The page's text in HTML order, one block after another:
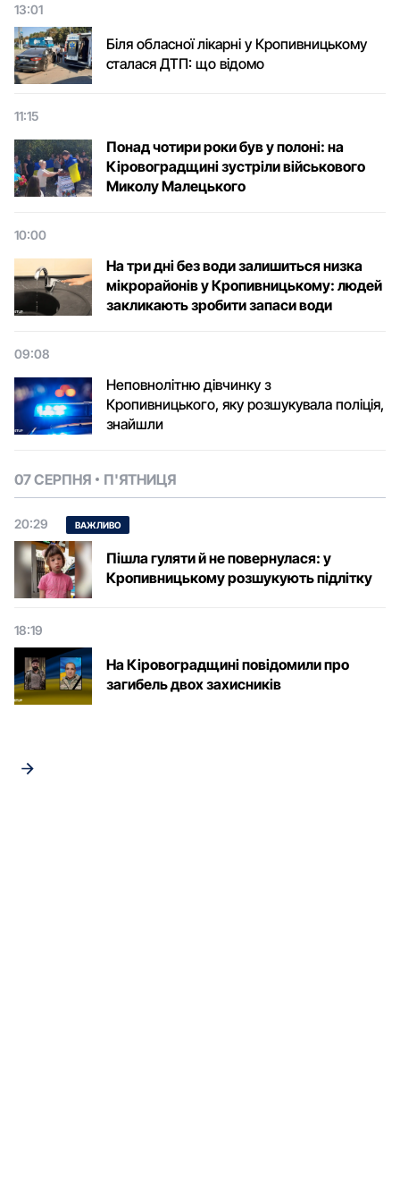
13:01
Біля обласної лікарні у Кропивницькому
сталася ДТП: що відомо
11:15
Понад чотири роки був у полоні: на
Кіровоградщині зустріли військового
Микoлу Малецькoгo
10:00
На три дні без води залишиться низка
мікрорайонів у Кропивницькому: людей
закликають зробити запаси води
09:08
Неповнолітню дівчинку з
Кропивницького, яку розшукувала поліція,
знайшли
07 СЕРПНЯ П'ЯТНИЦЯ
20:29 ВАЖЛИВО
Пішла гуляти й не повернулася: у
Кропивницькому розшукують підлітку
18:19
На Кіровоградщині повідомили про
загибель двох захисників